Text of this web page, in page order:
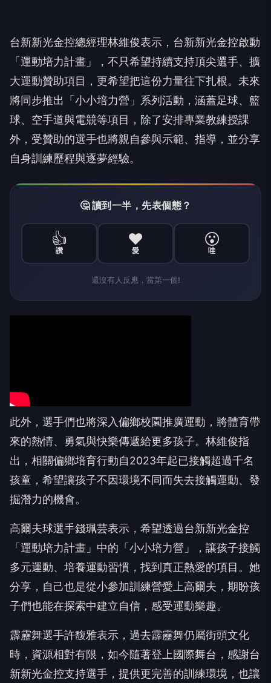
台新新光金控總經理林維俊表示，台新新光金控啟動
「運動培力計畫」，不只希望持續支持頂尖選手、擴
大運動贊助項目，更希望把這份力量往下扎根。未來
將同步推出「小小培力營」系列活動，涵蓋足球、籃
球、空手道與電競等項目，除了安排專業教練授課
外，受贊助的選手也將親自參與示範、指導，並分享
自身訓練歷程與逐夢經驗。
🤔 讀到一半，先表個態？
👍
讚
❤️
愛
😮
哇
還沒有人反應，當第一個!
此外，選手們也將深入偏鄉校園推廣運動，將體育帶
來的熱情、勇氣與快樂傳遞給更多孩子。林維俊指
出，相關偏鄉培育行動自2023年起已接觸超過千名
孩童，希望讓孩子不因環境不同而失去接觸運動、發
掘潛力的機會。
高爾夫球選手錢珮芸表示，希望透過台新新光金控
「運動培力計畫」中的「小小培力營」，讓孩子接觸
多元運動、培養運動習慣，找到真正熱愛的項目。她
分享，自己也是從小參加訓練營愛上高爾夫，期盼孩
子們也能在探索中建立自信，感受運動樂趣。
霹靂舞選手許馥雅表示，過去霹靂舞仍屬街頭文化
時，資源相對有限，如今隨著登上國際舞台，感謝台
新新光金控支持選手，提供更完善的訓練環境，也讓